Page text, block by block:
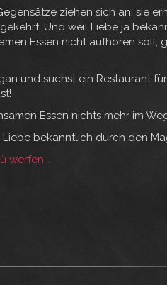
ziehen sich an: sie
Und weil Liebe ja
Essen nicht aufhören soll,
und suchst ein Restaurant
Essen nichts mehr im
Liebe bekanntlich durch den
werfen...